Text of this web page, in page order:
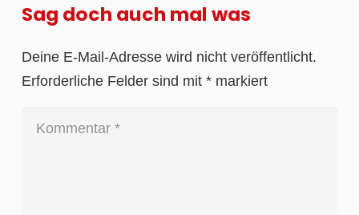
Sag doch auch mal was
Deine E-Mail-Adresse wird nicht veröffentlicht.
Erforderliche Felder sind mit * markiert